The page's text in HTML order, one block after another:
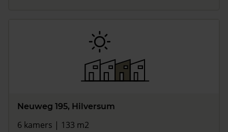
Neuweg 195, Hilversum
6 kamers | 133 m2